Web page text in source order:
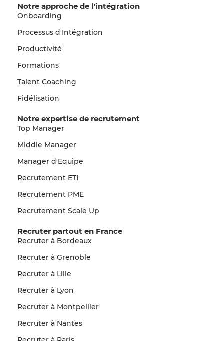
Notre approche de l'intégration
Onboarding
Processus d'Intégration
Productivité
Formations
Talent Coaching
Fidélisation
Notre expertise de recrutement
Top Manager
Middle Manager
Manager d'Equipe
Recrutement ETI
Recrutement PME
Recrutement Scale Up
Recruter partout en France
Recruter à Bordeaux
Recruter à Grenoble
Recruter à Lille
Recruter à Lyon
Recruter à Montpellier
Recruter à Nantes